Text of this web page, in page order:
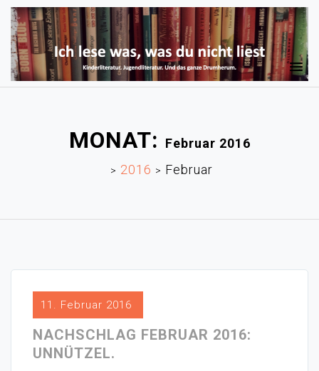
MONAT: Februar 2016
> 2016 > Februar
11. Februar 2016
NACHSCHLAG FEBRUAR 2016:
UNNÜTZEL.